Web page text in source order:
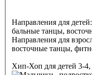
Направления для
бальные танцы,
Направления для
восточные танцы,
Хип-Хоп для детей 3-